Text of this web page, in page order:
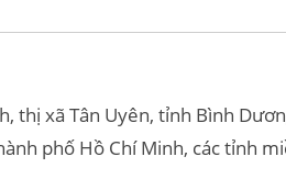
thị xã Tân Uyên, tỉnh Bình
phố Hồ Chí Minh, các tỉnh